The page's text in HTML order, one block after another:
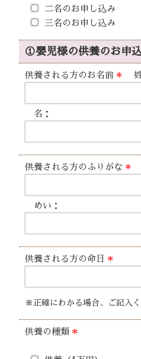
二名のお申し込み
三名のお申し込み
①嬰児様の供養のお申
供養される方のお名前 ＊
名：
供養される方のふりがな ＊
めい：
供養される方の命日 ＊
※正確にわかる場合、ご記入
供養の種類 ＊